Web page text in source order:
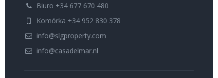
Biuro +34 677 670 480
Komórka +34 952 830 378
info@slgproperty.com
info@casadelmar.nl